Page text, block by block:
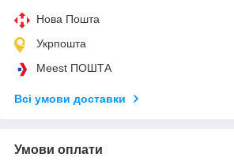
Нова Пошта
Укрпошта
Meest ПОШТА
Всі умови доставки
Умови оплати